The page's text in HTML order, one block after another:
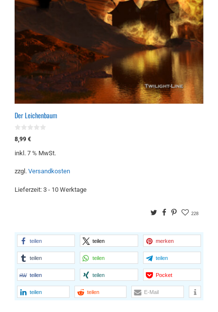
Der Leichenbaum
0
v
n
8,99 €
inkl. 7 % MwSt.
zzgl. Versandkosten
Lieferzeit: 3 - 10 Werktage
TwitterFacebook
Pinterest
228
teilen teilen merken
teilen teilen teilen
teilen teilen Pocket
teilen teilen E-Mail